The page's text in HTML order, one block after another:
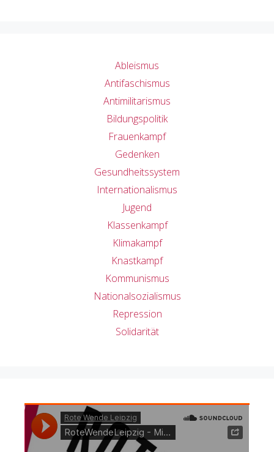
Ableismus
Antifaschismus
Antimilitarismus
Bildungspolitik
Frauenkampf
Gedenken
Gesundheitssystem
Internationalismus
Jugend
Klassenkampf
Klimakampf
Knastkampf
Kommunismus
Nationalsozialismus
Repression
Solidarität